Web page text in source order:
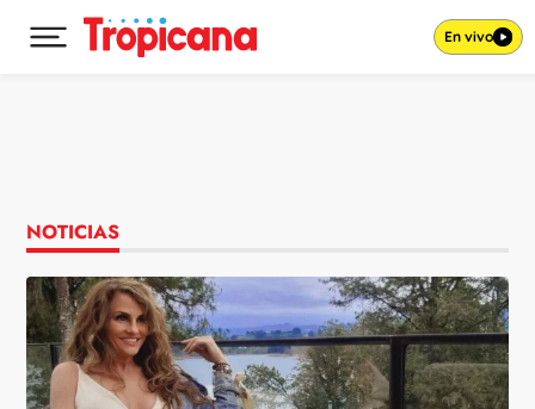
Desplegar menú principal En vivo
NOTICIAS